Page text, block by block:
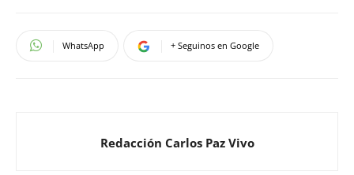
WhatsApp + Seguinos en Google
Redacción Carlos Paz Vivo